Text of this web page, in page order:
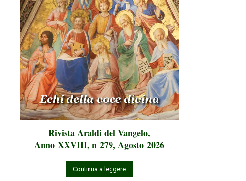
Rivista Araldi del Vangelo,
Anno XXVIII, n 279, Agosto 2026
Continua a leggere